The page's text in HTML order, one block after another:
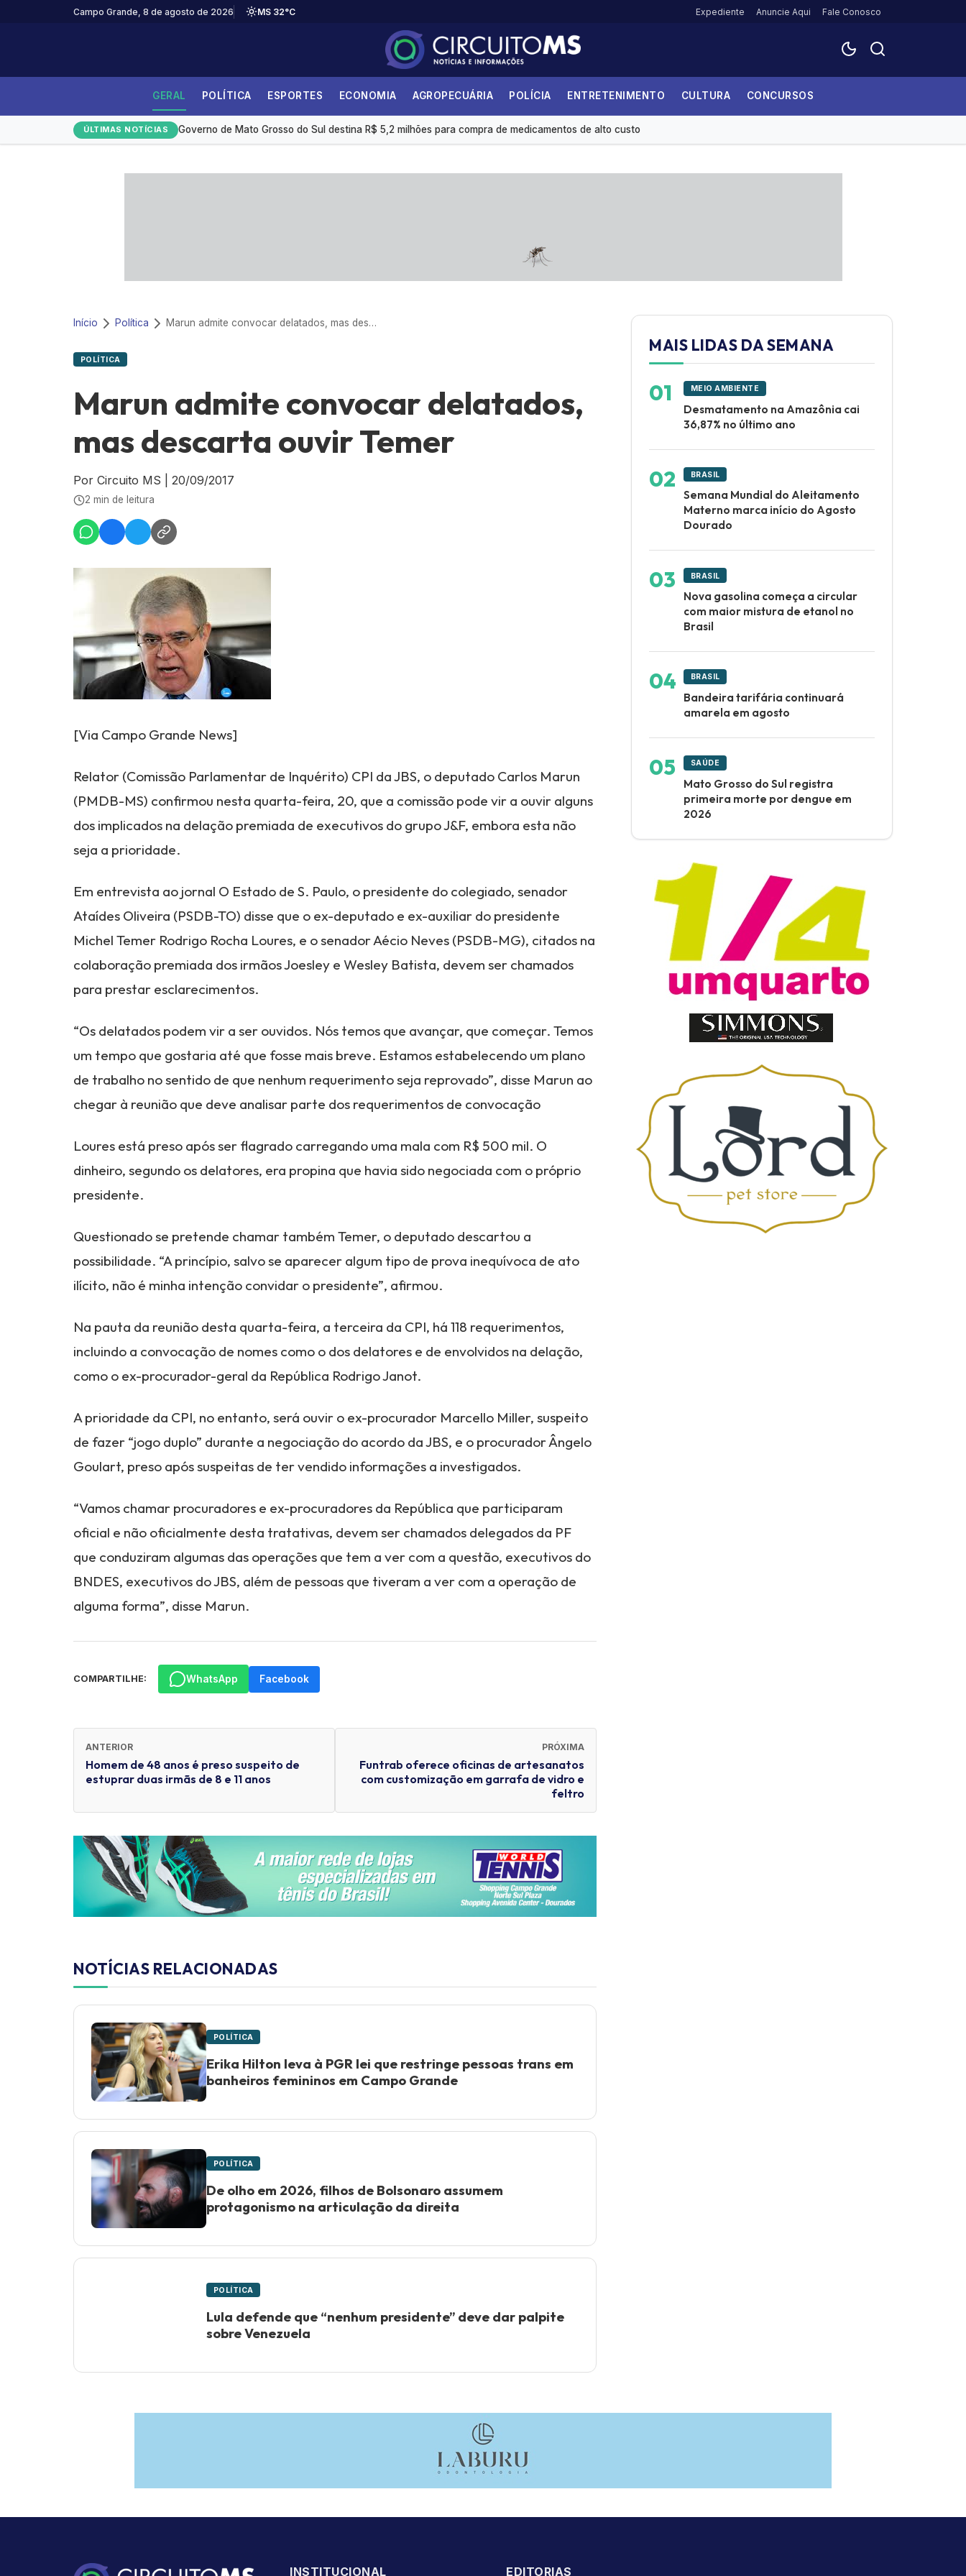
Campo Grande, 8 de agosto de 2026 MS 32°C Expediente Anuncie Aqui Fale Conosco
GERAL POLÍTICA ESPORTES ECONOMIA AGROPECUÁRIA POLÍCIA ENTRETENIMENTO CULTURA CONCURSOS
ÚLTIMAS NOTÍCIAS
Desmatamento na Amazônia cai 36,87% no último ano
Governo de Mato Grosso do Sul destina R$ 5,2 milhões para compra de medicamentos de alto custo
Início Política Marun admite convocar delatados, mas descarta ouvir Temer
POLÍTICA
Marun admite convocar delatados,
mas descarta ouvir Temer
Por Circuito MS 20/09/2017
2 min de leitura
[Via Campo Grande News]
Relator (Comissão Parlamentar de Inquérito) CPI da JBS, o deputado Carlos Marun
(PMDB-MS) confirmou nesta quarta-feira, 20, que a comissão pode vir a ouvir alguns
dos implicados na delação premiada de executivos do grupo J&F, embora esta não
seja a prioridade.
Em entrevista ao jornal O Estado de S. Paulo, o presidente do colegiado, senador
Ataídes Oliveira (PSDB-TO) disse que o ex-deputado e ex-auxiliar do presidente
Michel Temer Rodrigo Rocha Loures, e o senador Aécio Neves (PSDB-MG), citados na
colaboração premiada dos irmãos Joesley e Wesley Batista, devem ser chamados
para prestar esclarecimentos.
“Os delatados podem vir a ser ouvidos. Nós temos que avançar, que começar. Temos
um tempo que gostaria até que fosse mais breve. Estamos estabelecendo um plano
de trabalho no sentido de que nenhum requerimento seja reprovado”, disse Marun ao
chegar à reunião que deve analisar parte dos requerimentos de convocação
Loures está preso após ser flagrado carregando uma mala com R$ 500 mil. O
dinheiro, segundo os delatores, era propina que havia sido negociada com o próprio
presidente.
Questionado se pretende chamar também Temer, o deputado descartou a
possibilidade. “A princípio, salvo se aparecer algum tipo de prova inequívoca de ato
ilícito, não é minha intenção convidar o presidente”, afirmou.
Na pauta da reunião desta quarta-feira, a terceira da CPI, há 118 requerimentos,
incluindo a convocação de nomes como o dos delatores e de envolvidos na delação,
como o ex-procurador-geral da República Rodrigo Janot.
A prioridade da CPI, no entanto, será ouvir o ex-procurador Marcello Miller, suspeito
de fazer “jogo duplo” durante a negociação do acordo da JBS, e o procurador Ângelo
Goulart, preso após suspeitas de ter vendido informações a investigados.
“Vamos chamar procuradores e ex-procuradores da República que participaram
oficial e não oficialmente desta tratativas, devem ser chamados delegados da PF
que conduziram algumas das operações que tem a ver com a questão, executivos do
BNDES, executivos do JBS, além de pessoas que tiveram a ver com a operação de
alguma forma”, disse Marun.
COMPARTILHE: WhatsApp Facebook
ANTERIOR
Homem de 48 anos é preso suspeito de
estuprar duas irmãs de 8 e 11 anos
PRÓXIMA
Funtrab oferece oficinas de artesanatos
com customização em garrafa de vidro e
feltro
NOTÍCIAS RELACIONADAS
POLÍTICA
Erika Hilton leva à PGR lei que restringe pessoas trans em
banheiros femininos em Campo Grande
POLÍTICA
De olho em 2026, filhos de Bolsonaro assumem
protagonismo na articulação da direita
POLÍTICA
Lula defende que “nenhum presidente” deve dar palpite
sobre Venezuela
MAIS LIDAS DA SEMANA
MEIO AMBIENTE
Desmatamento na Amazônia cai
36,87% no último ano
BRASIL
Semana Mundial do Aleitamento
Materno marca início do Agosto
Dourado
BRASIL
Nova gasolina começa a circular
com maior mistura de etanol no
Brasil
BRASIL
Bandeira tarifária continuará
amarela em agosto
SAÚDE
Mato Grosso do Sul registra
primeira morte por dengue em
2026
INSTITUCIONAL EDITORIAS